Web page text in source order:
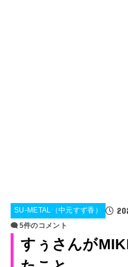
SU-METAL（中元すず香）
5件のコメント
すぅさんが